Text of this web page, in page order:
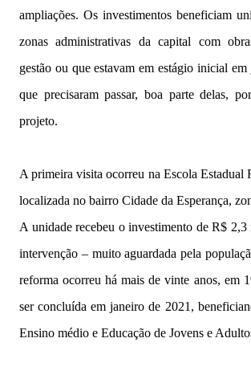
ampliações. Os investimentos beneficiam
zonas administrativas da capital com
gestão ou que estavam em estágio inicial
que precisaram passar, boa parte delas,
projeto.
A primeira visita ocorreu na Escola Estadual
localizada no bairro Cidade da Esperança,
A unidade recebeu o investimento de R$ 2,3
intervenção – muito aguardada pela
reforma ocorreu há mais de vinte anos, em
ser concluída em janeiro de 2021,
Ensino médio e Educação de Jovens e